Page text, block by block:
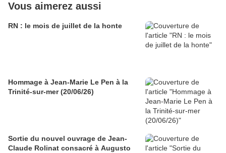
Vous aimerez aussi
RN : le mois de juillet de la honte
Hommage à Jean-Marie Le Pen à la
Trinité-sur-mer (20/06/26)
Sortie du nouvel ouvrage de Jean-
Claude Rolinat consacré à Augusto